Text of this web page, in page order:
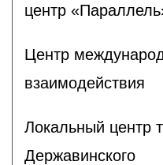
центр
Центр
взаимодействия
Локальный центр
Державинского